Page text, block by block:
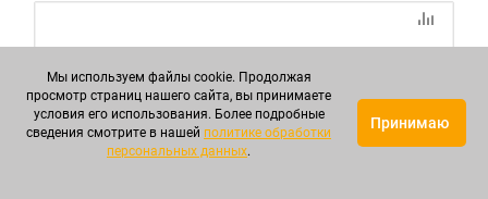
Мы используем файлы cookie. Продолжая
просмотр страниц нашего сайта, вы принимаете
условия его использования. Более подробные
сведения смотрите в нашей политике обработки
персональных данных.
Принимаю